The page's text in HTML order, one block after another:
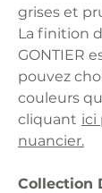
grises et
La finition
GONTIER
pouvez
couleurs
cliquant ici
nuancier.
Collection